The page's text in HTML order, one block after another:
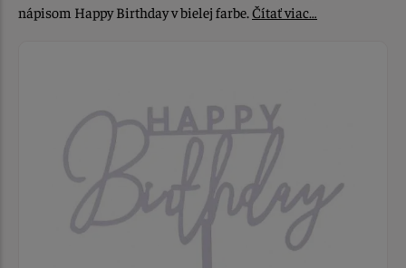
nápisom Happy Birthday v bielej farbe.Čítať viac…